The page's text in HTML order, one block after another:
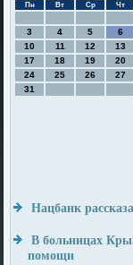
Пн Вт Ср Чт
3
4 5 6
10
11 12 13
17
18 19 20
24
25 26 27
31
Нацбанк
В больницах
помощи